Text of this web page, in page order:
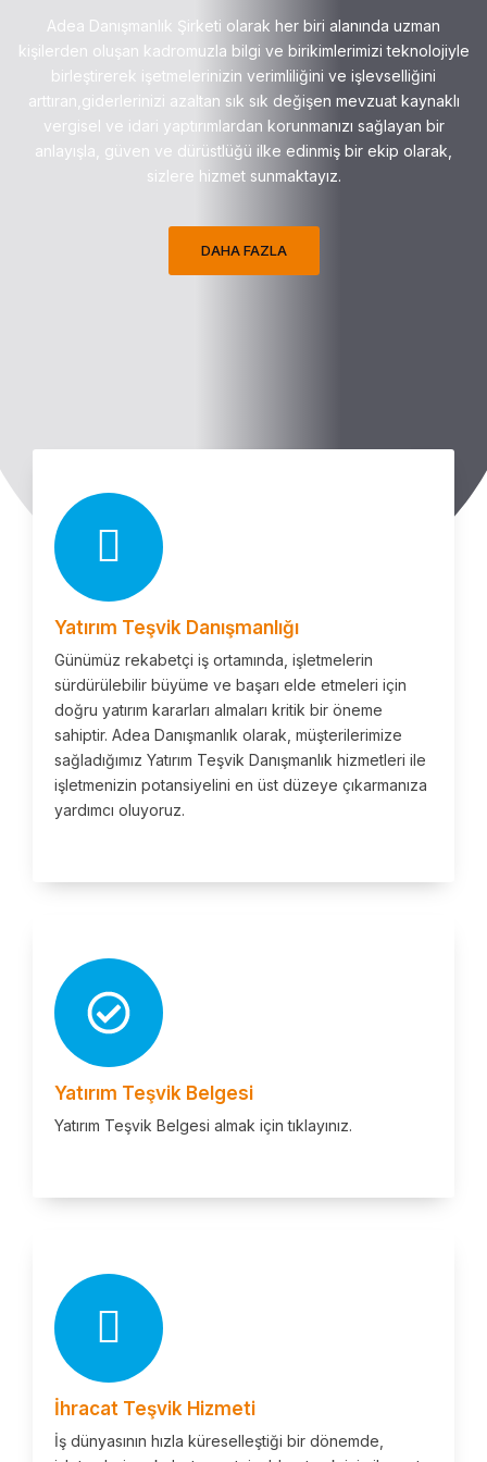
Adea Danışmanlık Şirketi olarak her biri alanında uzman
kişilerden oluşan kadromuzla bilgi ve birikimlerimizi teknolojiyle
birleştirerek işetmelerinizin verimliliğini ve işlevselliğini
arttıran,giderlerinizi azaltan sık sık değişen mevzuat kaynaklı
vergisel ve idari yaptırımlardan korunmanızı sağlayan bir
anlayışla, güven ve dürüstlüğü ilke edinmiş bir ekip olarak,
sizlere hizmet sunmaktayız.
DAHA FAZLA
Yatırım Teşvik Danışmanlığı
Günümüz rekabetçi iş ortamında, işletmelerin
sürdürülebilir büyüme ve başarı elde etmeleri için
doğru yatırım kararları almaları kritik bir öneme
sahiptir. Adea Danışmanlık olarak, müşterilerimize
sağladığımız Yatırım Teşvik Danışmanlık hizmetleri ile
işletmenizin potansiyelini en üst düzeye çıkarmanıza
yardımcı oluyoruz.
Yatırım Teşvik Belgesi
Yatırım Teşvik Belgesi almak için tıklayınız.
İhracat Teşvik Hizmeti
İş dünyasının hızla küreselleştiği bir dönemde,